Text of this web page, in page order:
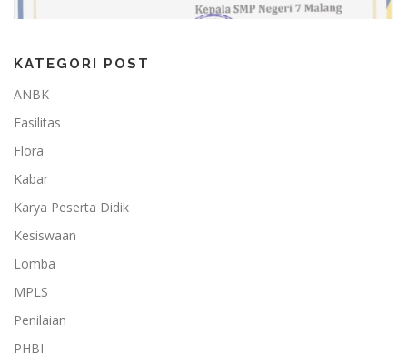
KATEGORI POST
ANBK
Fasilitas
Flora
Kabar
Karya Peserta Didik
Kesiswaan
Lomba
MPLS
Penilaian
PHBI